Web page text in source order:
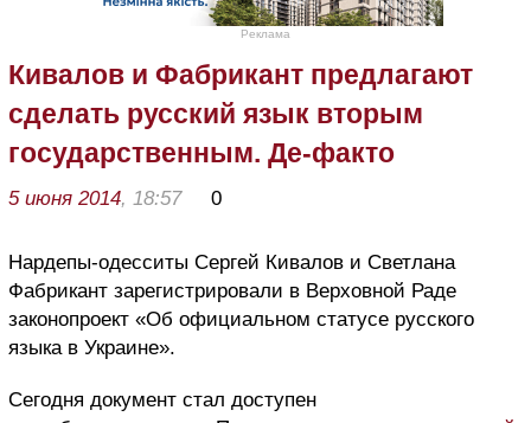
Реклама
Кивалов и Фабрикант предлагают
сделать русский язык вторым
государственным. Де-факто
5 июня 2014, 18:57 0
Нардепы-одесситы Сергей Кивалов и Светлана
Фабрикант зарегистрировали в Верховной Раде
законопроект «Об официальном статусе русского
языка в Украине».
Сегодня документ стал доступен